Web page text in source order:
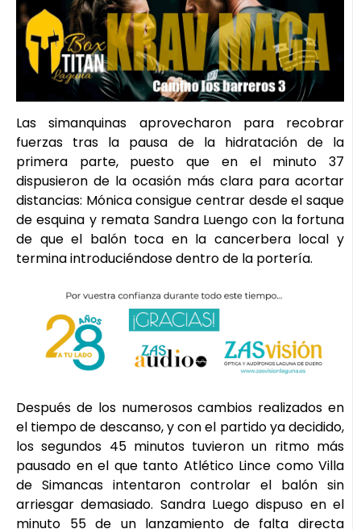
Las simanquinas aprovecharon para recobrar
fuerzas tras la pausa de la hidratación de la
primera parte, puesto que en el minuto 37
dispusieron de la ocasión más clara para acortar
distancias: Mónica consigue centrar desde el saque
de esquina y remata Sandra Luengo con la fortuna
de que el balón toca en la cancerbera local y
termina introduciéndose dentro de la portería.
Después de los numerosos cambios realizados en
el tiempo de descanso, y con el partido ya decidido,
los segundos 45 minutos tuvieron un ritmo más
pausado en el que tanto Atlético Lince como Villa
de Simancas intentaron controlar el balón sin
arriesgar demasiado. Sandra Luego dispuso en el
minuto 55 de un lanzamiento de falta directa